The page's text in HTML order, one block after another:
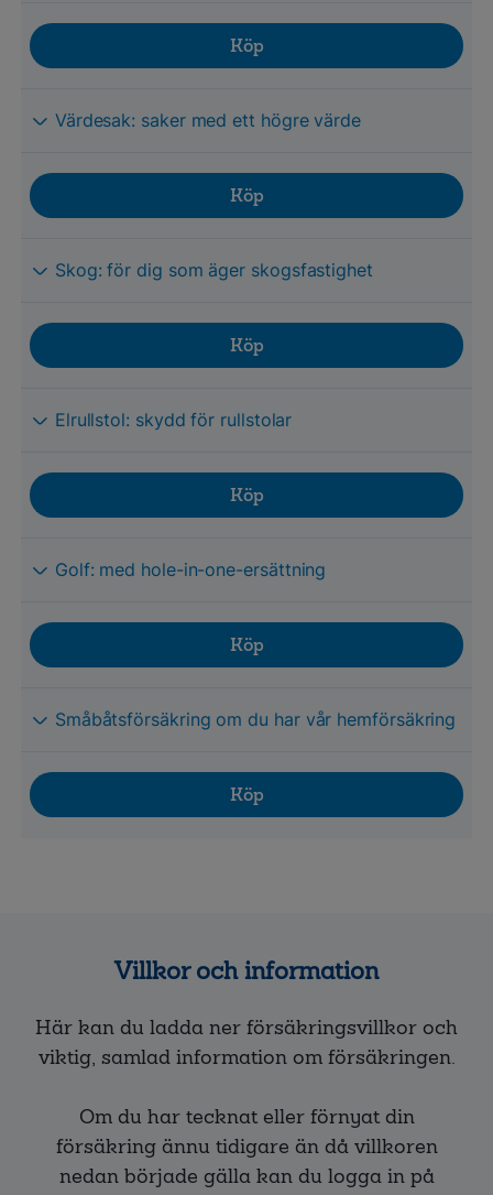
Köp
Värdesak: saker med ett högre värde
Köp
Skog: för dig som äger skogsfastighet
Köp
Elrullstol: skydd för rullstolar
Köp
Golf: med hole-in-one-ersättning
Köp
Småbåtsförsäkring om du har vår hemförsäkring
Köp
Villkor och information
Här kan du ladda ner försäkringsvillkor och
viktig, samlad information om försäkringen.
Om du har tecknat eller förnyat din
försäkring ännu tidigare än då villkoren
nedan började gälla kan du logga in på